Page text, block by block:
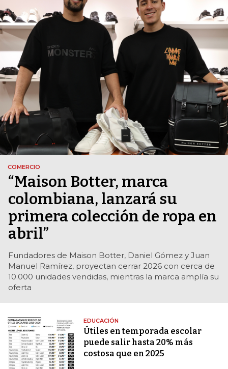
COMERCIO
“Maison Botter, marca
colombiana, lanzará su
primera colección de ropa en
abril”
Fundadores de Maison Botter, Daniel Gómez y Juan
Manuel Ramírez, proyectan cerrar 2026 con cerca de
10.000 unidades vendidas, mientras la marca amplía su
oferta
EDUCACIÓN
Útiles en temporada escolar
puede salir hasta 20% más
costosa que en 2025